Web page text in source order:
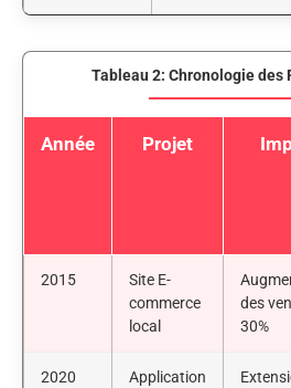
Tableau 2: Chronologie des
Année Projet
2015
Site E-
commerce
local
des
30%
2020
Application